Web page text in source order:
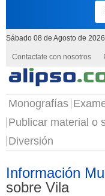
Sábado 08 de Agosto de 2026
Contactate con nosotros
Monografías
Publicar material o
Diversión
Información
sobre Vila